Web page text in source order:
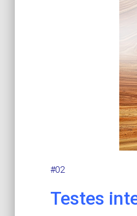
#02
Testes